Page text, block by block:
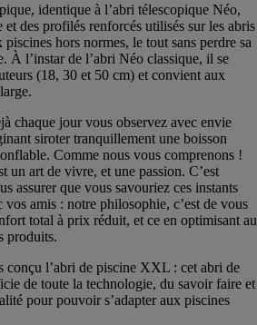
identique à l’abri télescopique Néo,
des profilés renforcés utilisés sur les abris
piscines hors normes, le tout sans perdre sa
À l’instar de l’abri Néo classique, il se
(18, 30 et 50 cm) et convient aux
chaque jour vous observez avec envie
siroter tranquillement une boisson
Comme nous vous comprenons !
un art de vivre, et une passion. C’est
assurer que vous savouriez ces instants
amis : notre philosophie, c’est de vous
total à prix réduit, et ce en optimisant au
produits.
conçu l’abri de piscine XXL : cet abri de
de toute la technologie, du savoir faire et
pour pouvoir s’adapter aux piscines